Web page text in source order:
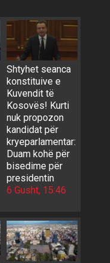
Shtyhet seanca
konstituive e
Kuvendit të
Kosovës! Kurti
nuk propozon
kandidat për
kryeparlamentar:
Duam kohë për
bisedime për
presidentin
6 Gusht, 15:46